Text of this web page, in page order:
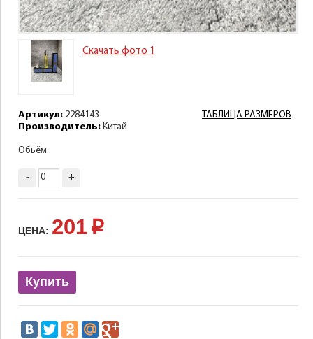
Скачать фото 1
ТАБЛИЦА РАЗМЕРОВ
Артикул: 2284143
Производитель: Китай
Обьём
- +
ЦЕНА: 201 p
Купить